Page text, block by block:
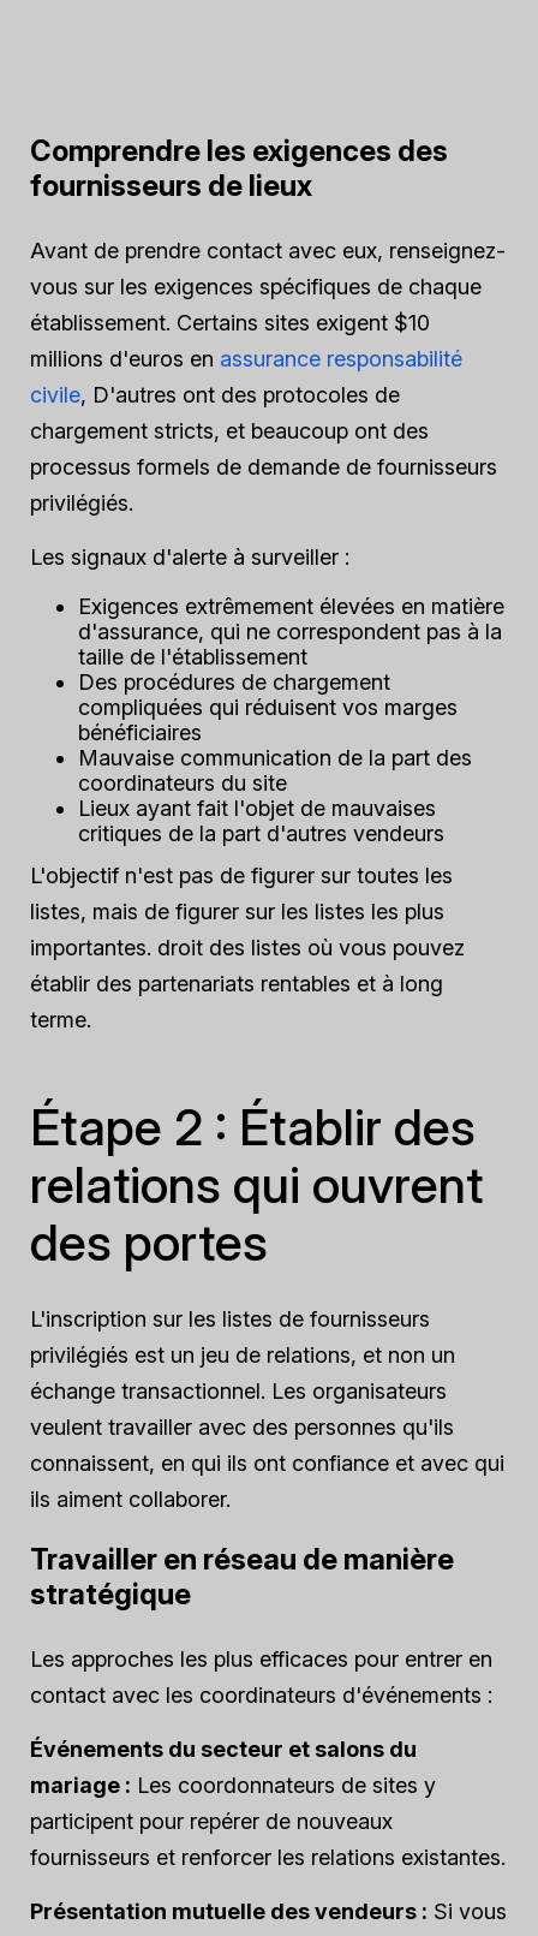
Comprendre les exigences des
fournisseurs de lieux
Avant de prendre contact avec eux, renseignez-
vous sur les exigences spécifiques de chaque
établissement. Certains sites exigent $10
millions d'euros en assurance responsabilité
civile, D'autres ont des protocoles de
chargement stricts, et beaucoup ont des
processus formels de demande de fournisseurs
privilégiés.
Les signaux d'alerte à surveiller :
Exigences extrêmement élevées en matière
d'assurance, qui ne correspondent pas à la
taille de l'établissement
Des procédures de chargement
compliquées qui réduisent vos marges
bénéficiaires
Mauvaise communication de la part des
coordinateurs du site
Lieux ayant fait l'objet de mauvaises
critiques de la part d'autres vendeurs
L'objectif n'est pas de figurer sur toutes les
listes, mais de figurer sur les listes les plus
importantes. droit des listes où vous pouvez
établir des partenariats rentables et à long
terme.
Étape 2 : Établir des
relations qui ouvrent
des portes
L'inscription sur les listes de fournisseurs
privilégiés est un jeu de relations, et non un
échange transactionnel. Les organisateurs
veulent travailler avec des personnes qu'ils
connaissent, en qui ils ont confiance et avec qui
ils aiment collaborer.
Travailler en réseau de manière
stratégique
Les approches les plus efficaces pour entrer en
contact avec les coordinateurs d'événements :
Événements du secteur et salons du
mariage : Les coordonnateurs de sites y
participent pour repérer de nouveaux
fournisseurs et renforcer les relations existantes.
Présentation mutuelle des vendeurs : Si vous